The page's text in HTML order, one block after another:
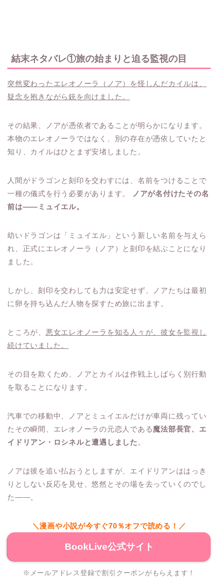
結末ネタバレ①旅の始まりと迫る監視の目
突然変わったエレオノーラ（ノア）を怪しんだカイルは、
疑念を抱きながら銃を向けました。
その結果、ノアが憑依者であることが明らかになります。
本物のエレオノーラではなく、別の存在が憑依していたと
知り、カイルはひとまず安堵しました。
人間がドラゴンと刻印を交わすには、名前をつけることで
一種の儀式を行う必要があります。
ノアが名付けたその名
前は――ミュイエル。
幼いドラゴンは「ミュイエル」という新しい名前を与えら
れ、正式にエレオノーラ（ノア）と刻印を結ぶことになり
ました。
しかし、刻印を交わしても力は安定せず、ノアたちは最初
に卵を持ち込んだ人物を探すため旅に出ます。
ところが、 悪女エレオノーラを知る人々が、彼女を監視し
続けていました。
その目を欺くため、ノアとカイルは作戦上しばらく別行動
を取ることになります。
汽車での移動中、ノアとミュイエルだけが車両に残ってい
たその瞬間、エレオノーラの元恋人である魔法部長官、エ
イドリアン・ロシネルと遭遇しました 。
ノアは彼を追い払おうとしますが、エイドリアンははっき
りとしない反応を見せ、悠然とその場を去っていくのでし
た――。
＼漫画や小説が今すぐ70％オフで読める！／
BookLive公式サイト
※メールアドレス登録で割引クーポンがもらえます！